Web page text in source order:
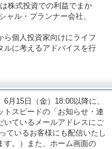
株式投資での利益でまか
ャル・プランナー会社、
ら個人投資家向けにライフ
ルに考えるアドバイスを行
月15日（金）18:00以降に、
トスピードの「お知らせ・連
いているメールアドレスにご
ているお客様にも配信いたし
す。）また、ホーム画面の